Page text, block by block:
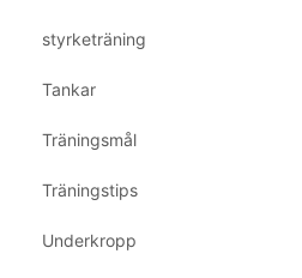
styrketräning
Tankar
Träningsmål
Träningstips
Underkropp